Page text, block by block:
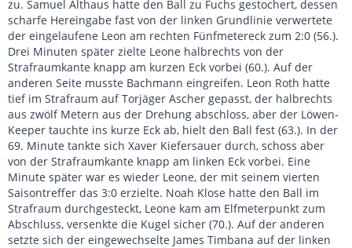
zu. Samuel Althaus hatte den Ball zu Fuchs gestochert, dessen
scharfe Hereingabe fast von der linken Grundlinie verwertete
der eingelaufene Leon am rechten Fünfmetereck zum 2:0 (56.).
Drei Minuten später zielte Leone halbrechts von der
Strafraumkante knapp am kurzen Eck vorbei (60.). Auf der
anderen Seite musste Bachmann eingreifen. Leon Roth hatte
tief im Strafraum auf Torjäger Ascher gepasst, der halbrechts
aus zwölf Metern aus der Drehung abschloss, aber der Löwen-
Keeper tauchte ins kurze Eck ab, hielt den Ball fest (63.). In der
69. Minute tankte sich Xaver Kiefersauer durch, schoss aber
von der Strafraumkante knapp am linken Eck vorbei. Eine
Minute später war es wieder Leone, der mit seinem vierten
Saisontreffer das 3:0 erzielte. Noah Klose hatte den Ball im
Strafraum durchgesteckt, Leone kam am Elfmeterpunkt zum
Abschluss, versenkte die Kugel sicher (70.). Auf der anderen
setzte sich der eingewechselte James Timbana auf der linken